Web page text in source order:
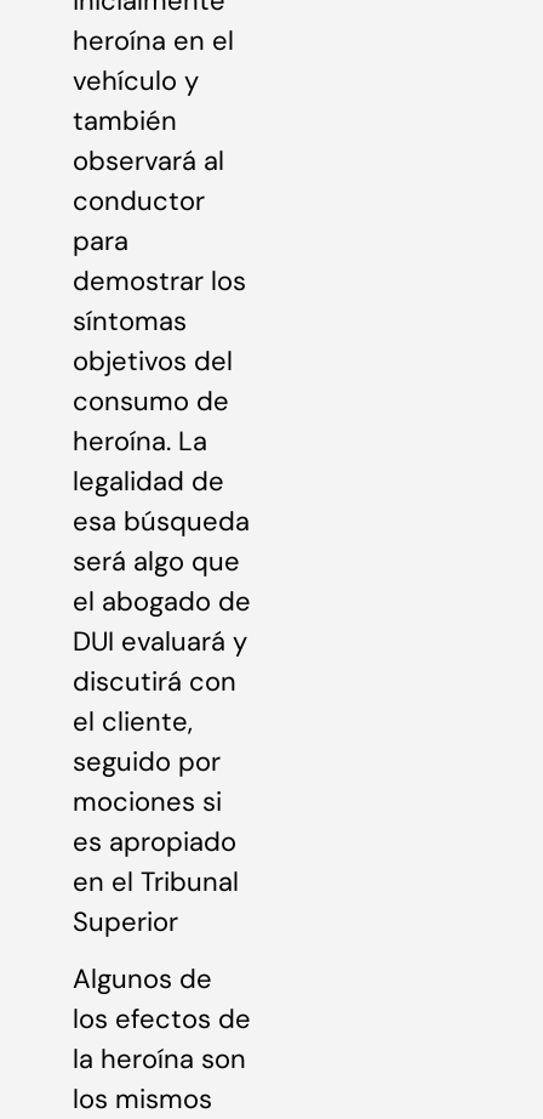
heroína en el
vehículo y
también
observará al
conductor
para
demostrar los
síntomas
objetivos del
consumo de
heroína. La
legalidad de
esa búsqueda
será algo que
el abogado de
DUI evaluará y
discutirá con
el cliente,
seguido por
mociones si
es apropiado
en el Tribunal
Superior
Algunos de
los efectos de
la heroína son
los mismos